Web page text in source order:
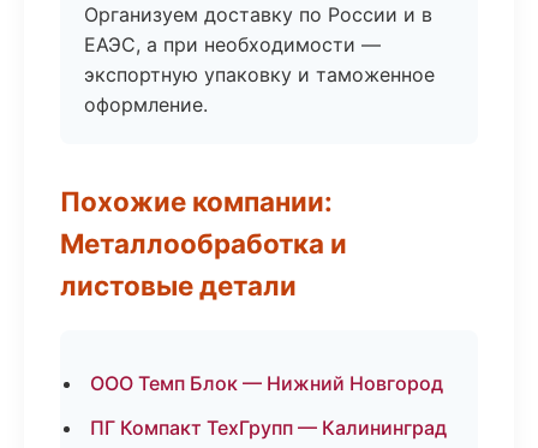
Организуем доставку по России и в
ЕАЭС, а при необходимости —
экспортную упаковку и таможенное
оформление.
Похожие компании:
Металлообработка и
листовые детали
ООО Темп Блок — Нижний Новгород
ПГ Компакт ТехГрупп — Калининград